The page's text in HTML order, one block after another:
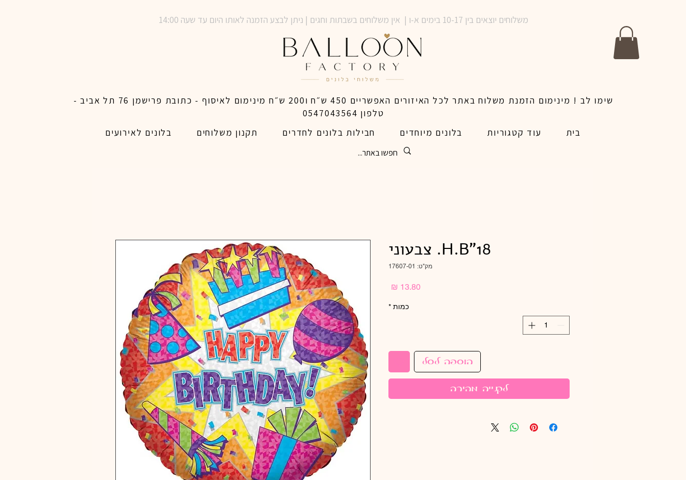
משלוחים יוצאים בין 10-17 בימים א-ו | אין משלוחים בשבתות וחגים | ניתן לבצע הזמנה לאותו היום עד שעה 14:00
שימו לב ! מינימום הזמנת משלוח באתר לכל האיזורים האפשריים 450 ש״ח ו200 ש״ח מינימום לאיסוף - כתובת פרישמן 76 תל אביב -
טלפון 0547043564
בית
עוד קטגוריות בלונים מיוחדים חבילות בלונים לחדרים תקנון משלוחים בלונים לאירועים
H.B"18. צבעוני
מק"ט: 17607-01
כמות *
הוספה לסל
לקנייה מהירה